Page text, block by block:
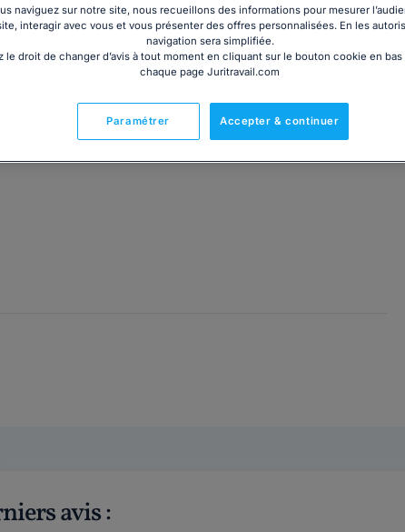
AVIS
avis :
naviguez sur notre site, nous recueillons des informations pour mesurer
interagir avec vous et vous présenter des offres personnalisées. En les
navigation sera simplifiée.
le droit de changer d’avis à tout moment en cliquant sur le bouton cookie en bas
chaque page Juritravail.com
Accepter & continuer
Paramétrer